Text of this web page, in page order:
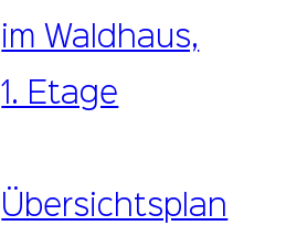
im Waldhaus,
1. Etage
Übersichtsplan